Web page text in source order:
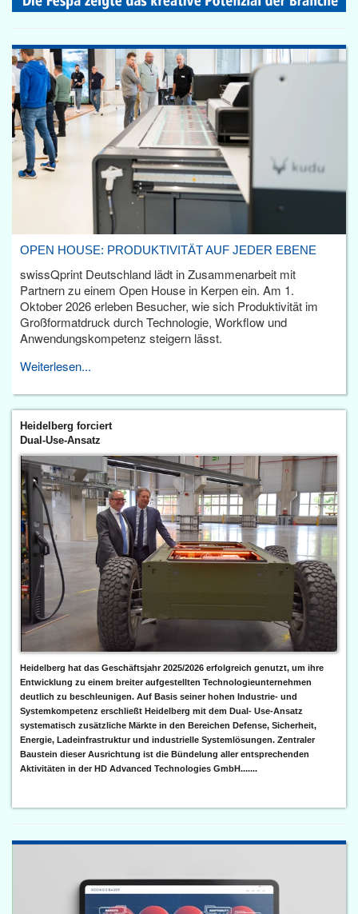
OPEN HOUSE: PRODUKTIVITÄT AUF JEDER EBENE
swissQprint Deutschland lädt in Zusammenarbeit mit
Partnern zu einem Open House in Kerpen ein. Am 1.
Oktober 2026 erleben Besucher, wie sich Produktivität im
Großformatdruck durch Technologie, Workflow und
Anwendungskompetenz steigern lässt.
Weiterlesen...
Heidelberg forciert
Dual-Use-Ansatz
Heidelberg hat das Geschäftsjahr 2025/2026 erfolgreich genutzt, um ihre
Entwicklung zu einem breiter aufgestellten Technologieunternehmen
deutlich zu beschleunigen. Auf Basis seiner hohen Industrie- und
Systemkompetenz erschließt Heidelberg mit dem Dual- Use-Ansatz
systematisch zusätzliche Märkte in den Bereichen Defense, Sicherheit,
Energie, Ladeinfrastruktur und industrielle Systemlösungen. Zentraler
Baustein dieser Ausrichtung ist die Bündelung aller entsprechenden
Aktivitäten in der HD Advanced Technologies GmbH.......